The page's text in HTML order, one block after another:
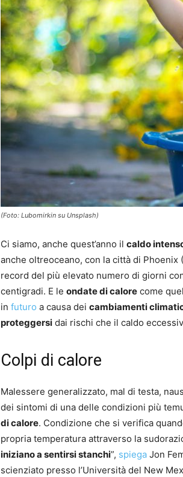
(Foto: Lubomirkin su Unsplash)
Ci siamo, anche quest’anno il caldo
anche oltreoceano, con la città di Phoenix (
record del più elevato numero di giorni
centigradi. E le ondate di calore come
in futuro a causa dei cambiamenti
proteggersi dai rischi che il caldo
Colpi di calore
Malessere generalizzato, mal di testa,
dei sintomi di una delle condizioni più
di calore. Condizione che si verifica
propria temperatura attraverso la
iniziano a sentirsi stanchi”, spiega Jon
scienziato presso l’Università del New